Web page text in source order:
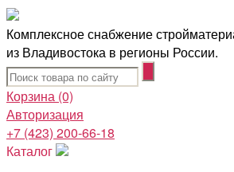
Комплексное снабжение
из Владивостока в регионы России.
Корзина (0)
Авторизация
+7 (423) 200-66-18
Каталог